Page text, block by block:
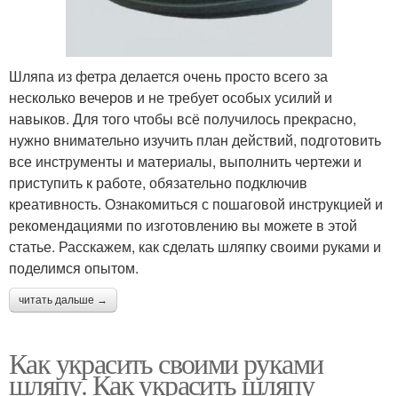
Шляпа из фетра делается очень просто всего за
несколько вечеров и не требует особых усилий и
навыков. Для того чтобы всё получилось прекрасно,
нужно внимательно изучить план действий, подготовить
все инструменты и материалы, выполнить чертежи и
приступить к работе, обязательно подключив
креативность. Ознакомиться с пошаговой инструкцией и
рекомендациями по изготовлению вы можете в этой
статье. Расскажем, как сделать шляпку своими руками и
поделимся опытом.
читать дальше →
Как украсить своими руками
шляпу. Как украсить шляпу